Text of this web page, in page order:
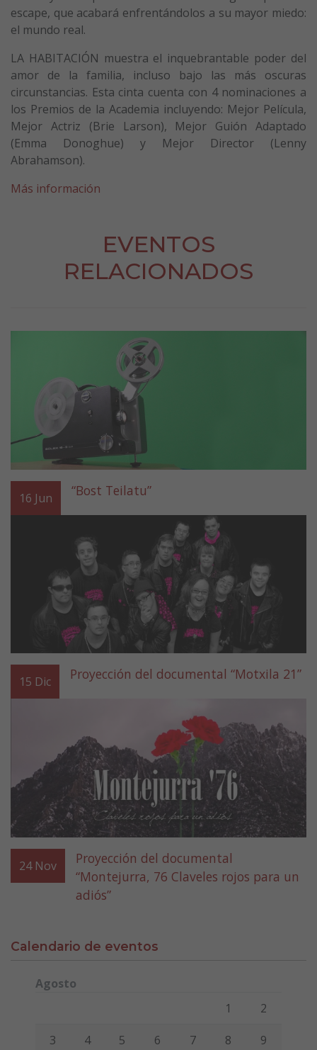
escape, que acabará enfrentándolos a su mayor miedo:
el mundo real.
LA HABITACIÓN muestra el inquebrantable poder del
amor de la familia, incluso bajo las más oscuras
circunstancias. Esta cinta cuenta con 4 nominaciones a
los Premios de la Academia incluyendo: Mejor Película,
Mejor Actriz (Brie Larson), Mejor Guión Adaptado
(Emma Donoghue) y Mejor Director (Lenny
Abrahamson).
Más información
EVENTOS
RELACIONADOS
16 Jun “Bost Teilatu”
15 Dic Proyección del documental “Motxila 21”
24 Nov
Proyección del documental
“Montejurra, 76 Claveles rojos para un
adiós”
Calendario de eventos
Agosto
Viernes Sábado
1 2
3 4 5 6 7 8 9